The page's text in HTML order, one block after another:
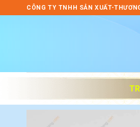
to
CÔNG TY TNHH SẢN XUẤT-